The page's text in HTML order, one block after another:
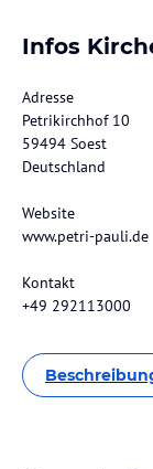
Infos
Adresse
Petrikirchhof 10
59494 Soest
Deutschland
Website
www.petri-pauli.de
Kontakt
+49 292113000